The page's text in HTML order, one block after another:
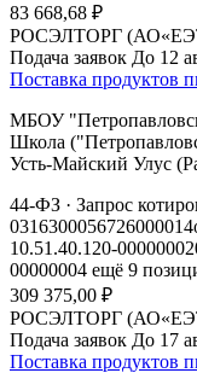
83 668,68 ₽
РОСЭЛТОРГ
Подача заявок До 12
Поставка продуктов
МБОУ
Школа
Усть-Майский Улус
44-ФЗ · Запрос
0316300056726000014
10.51.40.120-00000002
00000004 ещё 9
309 375,00 ₽
РОСЭЛТОРГ
Подача заявок До 17
Поставка продуктов